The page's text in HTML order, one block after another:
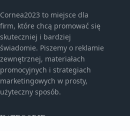
Cornea2023 to miejsce dla
firm, które chcą promować się
skuteczniej i bardziej
świadomie. Piszemy o reklamie
zewnętrznej, materiałach
promocyjnych i strategiach
marketingowych w prosty,
użyteczny sposób.
KATEGORIE